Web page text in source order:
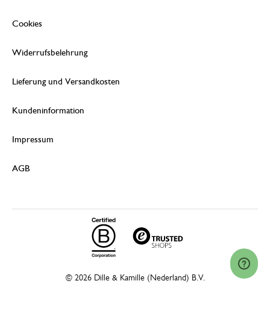
Cookies
Widerrufsbelehrung
Lieferung und Versandkosten
Kundeninformation
Impressum
AGB
© 2026 Dille & Kamille (Nederland) B.V.